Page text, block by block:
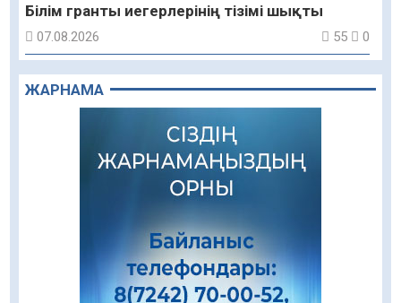
Білім гранты иегерлерінің тізімі шықты
07.08.2026 55 0
«Дауыс беру учаскесін қалай табуға болады?»￼
07.08.2026
Қазақстандықтар Құрылтай сайлауынан
жақсылық күтеді – қоғамдық пікір зерттеуі
Қаржылық сауаттылықты арттыруға
бағытталған кездесу өтті
Жаңақорғанда су тарату станциясы іске
ЖАРНАМА